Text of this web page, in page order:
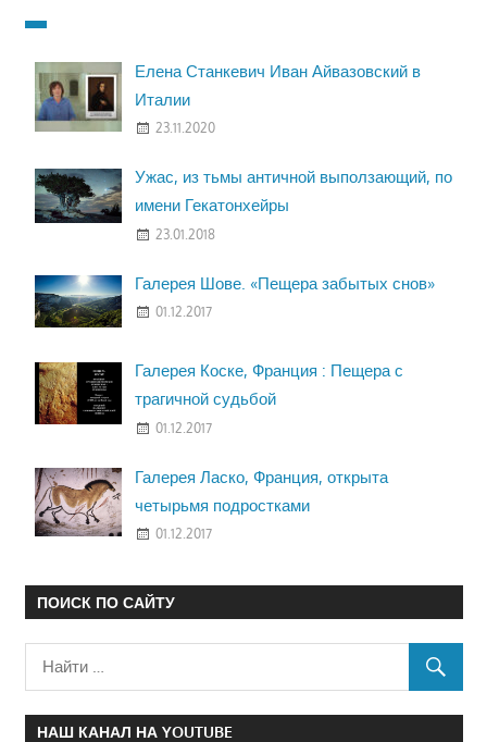
Елена Станкевич Иван Айвазовский в
Италии
23.11.2020
Ужас, из тьмы античной выползающий, по
имени Гекатонхейры
23.01.2018
Галерея Шове. «Пещера забытых снов»
01.12.2017
Галерея Коске, Франция : Пещера с
трагичной судьбой
01.12.2017
Галерея Ласко, Франция, открыта
четырьмя подростками
01.12.2017
ПОИСК ПО САЙТУ
НАШ КАНАЛ НА YOUTUBE